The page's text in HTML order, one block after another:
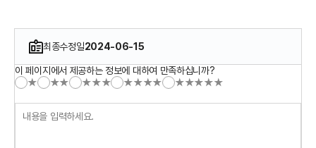
최종수정일2024-06-15
이 페이지에서 제공하는 정보에 대하여 만족하십니까?
★
★★ ★★★ ★★★★ ★★★★★